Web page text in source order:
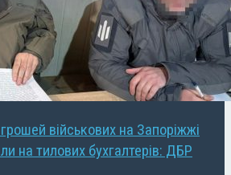
військових на Запоріжжі
на тилових бухгалтерів: ДБР